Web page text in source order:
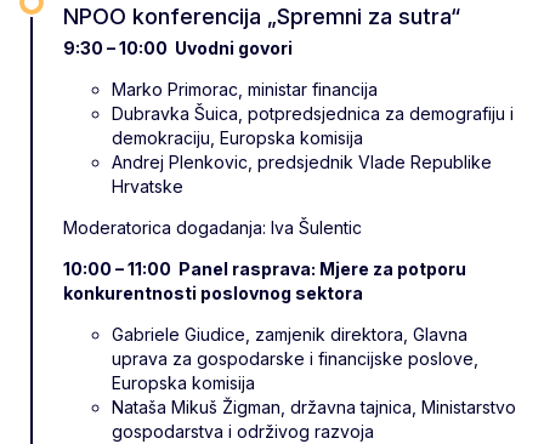
NPOO konferencija „Spremni za sutra“
9:30 – 10:00 Uvodni govori
Marko Primorac, ministar financija
Dubravka Šuica, potpredsjednica za demografiju i
demokraciju, Europska komisija
Andrej Plenkovic, predsjednik Vlade Republike
Hrvatske
Moderatorica dogadanja: Iva Šulentic
10:00 – 11:00 Panel rasprava: Mjere za potporu
konkurentnosti poslovnog sektora
Gabriele Giudice, zamjenik direktora, Glavna
uprava za gospodarske i financijske poslove,
Europska komisija
Nataša Mikuš Žigman, državna tajnica, Ministarstvo
gospodarstva i održivog razvoja